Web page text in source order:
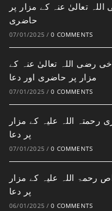
تعالیٰ عنہ کے مزار پر
حاضری
07/01/2025 / 0 COMMENTS
رضی اللہ تعالیٰ عنہ کے
مزار پر حاضری اور دعا
07/01/2025 / 0 COMMENTS
اللہ علیہ کے مزار
پر دعا
07/01/2025 / 0 COMMENTS
رحمۃ اللہ علیہ کے مزار
پر دعا
06/01/2025 / 0 COMMENTS